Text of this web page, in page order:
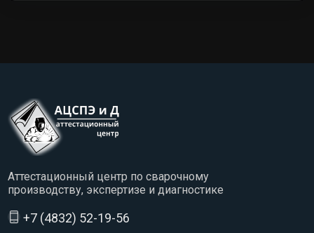
Аттестационный центр по сварочному
производству, экспертизе и диагностике
+7 (4832) 52-19-56